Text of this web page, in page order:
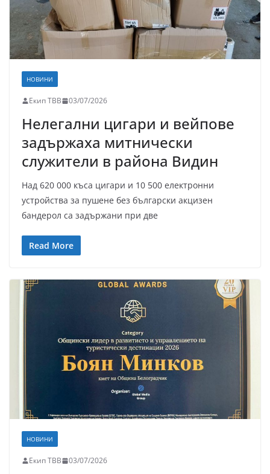
НОВИНИ
Екип ТВВ 03/07/2026
Нелегални цигари и вейпове
задържаха митнически
служители в района Видин
Над 620 000 къса цигари и 10 500 електронни
устройства за пушене без български акцизен
бандерол са задържани при две
Read More
НОВИНИ
Екип ТВВ 03/07/2026